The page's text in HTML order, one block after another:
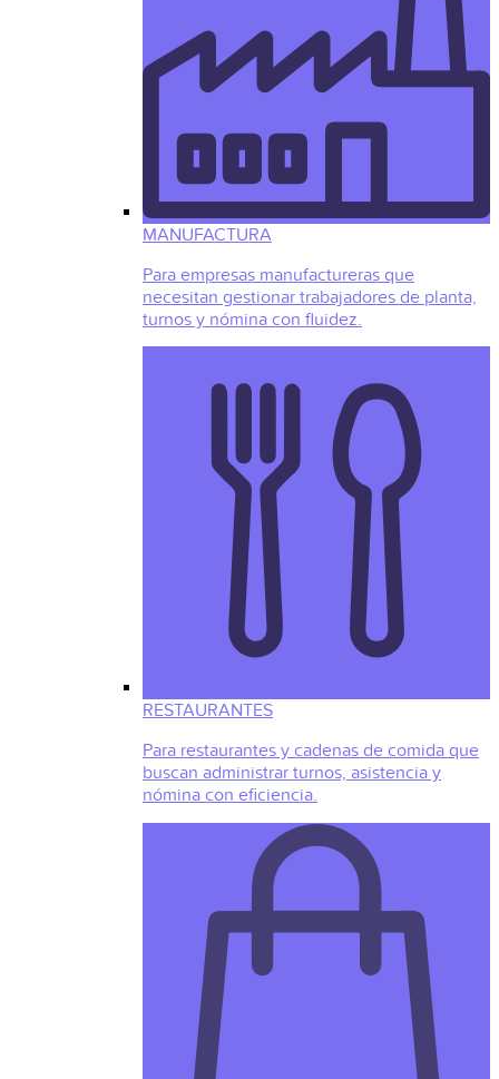
MANUFACTURA
Para empresas manufactureras que
necesitan gestionar trabajadores de planta,
turnos y nómina con fluidez.
RESTAURANTES
Para restaurantes y cadenas de comida que
buscan administrar turnos, asistencia y
nómina con eficiencia.